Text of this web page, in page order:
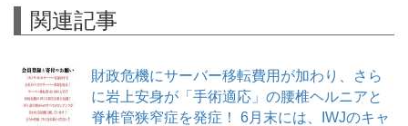
関連記事
財政危機にサーバー移転費用が加わり、さら
に岩上安身が「手術適応」の腰椎ヘルニアと
脊椎管狭窄症を発症！ 6月末には、IWJのキャ